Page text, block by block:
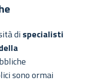
dispecialisti
sono ormai